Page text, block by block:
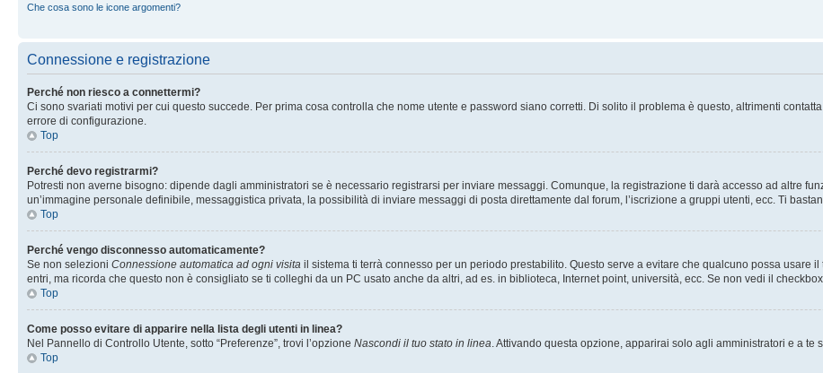
Che cosa sono le icone argomenti?
Connessione e registrazione
Perché non riesco a connettermi?
Ci sono svariati motivi per cui questo succede. Per prima cosa controlla che nome utente e password siano corretti. Di solito il problema è questo, altrimenti
errore di configurazione.
Top
Perché devo registrarmi?
Potresti non averne bisogno: dipende dagli amministratori se è necessario registrarsi per inviare messaggi. Comunque, la registrazione ti darà accesso ad altre
un’immagine personale definibile, messaggistica privata, la possibilità di inviare messaggi di posta direttamente dal forum, l’iscrizione a gruppi utenti, ecc. Ti
Top
Perché vengo disconnesso automaticamente?
Se non selezioni Connessione automatica ad ogni visita il sistema ti terrà connesso per un periodo prestabilito. Questo serve a evitare che qualcuno possa usare
entri, ma ricorda che questo non è consigliato se ti colleghi da un PC usato anche da altri, ad es. in biblioteca, Internet point, università, ecc. Se non vedi il
Top
Come posso evitare di apparire nella lista degli utenti in linea?
Nel Pannello di Controllo Utente, sotto “Preferenze”, trovi l’opzione Nascondi il tuo stato in linea. Attivando questa opzione, apparirai solo agli amministratori e a te
Top